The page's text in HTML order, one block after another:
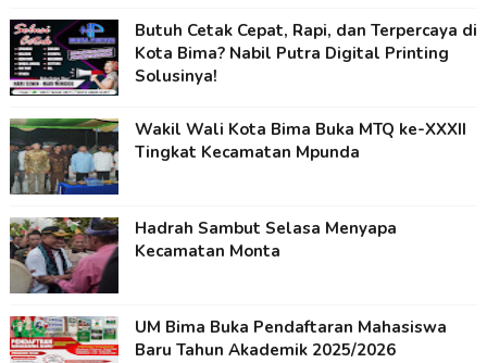
Butuh Cetak Cepat, Rapi, dan Terpercaya di
Kota Bima? Nabil Putra Digital Printing
Solusinya!
Wakil Wali Kota Bima Buka MTQ ke-XXXII
Tingkat Kecamatan Mpunda
Hadrah Sambut Selasa Menyapa
Kecamatan Monta
UM Bima Buka Pendaftaran Mahasiswa
Baru Tahun Akademik 2025/2026